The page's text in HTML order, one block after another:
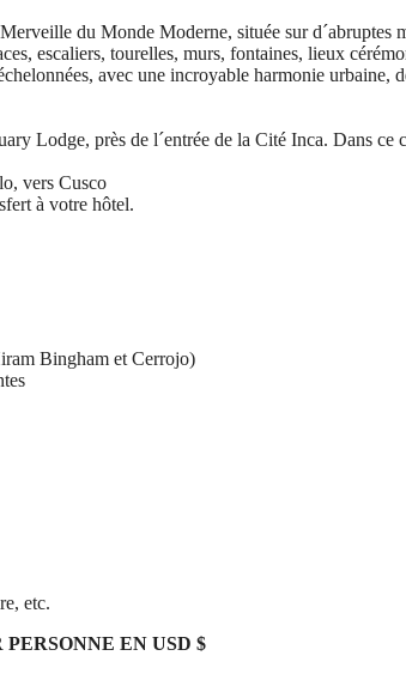
du Monde Moderne, située sur d´abruptes
escaliers, tourelles, murs, fontaines, lieux
avec une incroyable harmonie urbaine,
Lodge, près de l´entrée de la Cité Inca. Dans ce
vers Cusco
à votre hôtel.
Bingham et Cerrojo)
etc.
PERSONNE EN USD $